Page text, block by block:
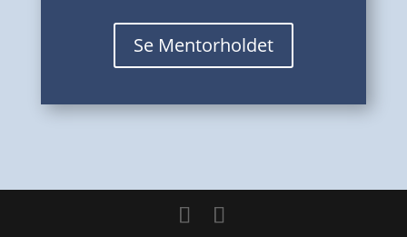
Se Mentorholdet